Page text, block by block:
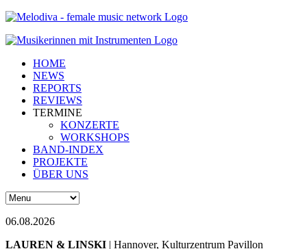
HOME
NEWS
REPORTS
REVIEWS
TERMINE
KONZERTE
WORKSHOPS
BAND-INDEX
PROJEKTE
ÜBER UNS
06.08.2026
LAUREN & LINSKI | Hannover, Kulturzentrum Pavillon